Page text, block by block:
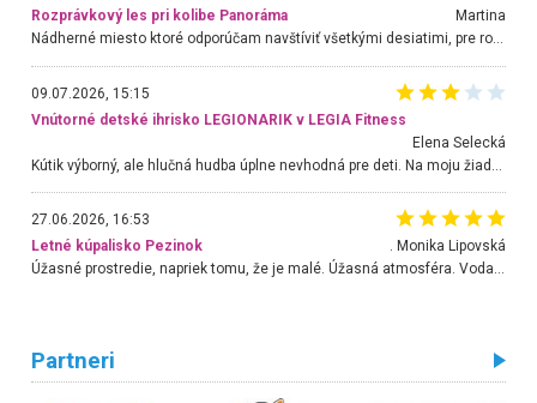
Rozprávkový les pri kolibe Panoráma
Martina
Nádherné miesto ktoré odporúčam navštíviť všetkými desiatimi, pre rodiny s deťmi, dôchodcom... Proste a jednoducho ozaj rozprávkový les.. určite ešte prídeme. Odniesli sme si na pamiatku krásne tričká,
09.07.2026, 15:15
Vnútorné detské ihrisko LEGIONARIK v LEGIA Fitness
Elena Selecká
27.06.2026, 16:53
Letné kúpalisko Pezinok
. Monika Lipovská
Úžasné prostredie, napriek tomu, že je malé. Úžasná atmosféra. Voda fantastická a nádherná. Ľudí je pomerne veľa, ale su mili a ohľaduplní. Je veľmi zaujímavé sledovať, ako dokážu spolu športovať cudzí ľudia a bez ohľadu na vek. Vládne tu pohoda. Vnuka neviem dostať z vody. Ďakujem za krásny deň . Urcite sa sem vrátim. Jediný problém je s parkovaním, ale aj ten sa mi podarilo vyriešiť. Monika Bratislava
Partneri